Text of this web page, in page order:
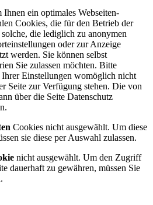
ein optimales Webseiten-
Cookies, die für den Betrieb der
die lediglich zu anonymen
oder zur Anzeige
werden. Sie können selbst
Sie zulassen möchten. Bitte
Ihrer Einstellungen womöglich nicht
Seite zur Verfügung stehen. Die von
über die Seite Datenschutz
Cookies nicht ausgewählt. Um diese
sie diese per Auswahl zulassen.
nicht ausgewählt. Um den Zugriff
dauerhaft zu gewähren, müssen Sie